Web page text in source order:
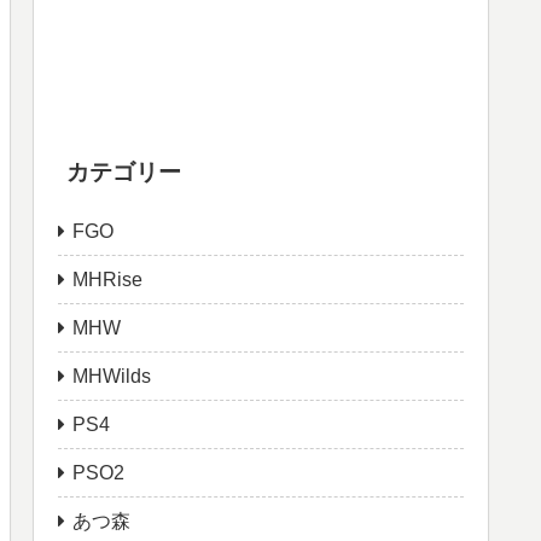
カテゴリー
FGO
MHRise
MHW
MHWilds
PS4
PSO2
あつ森